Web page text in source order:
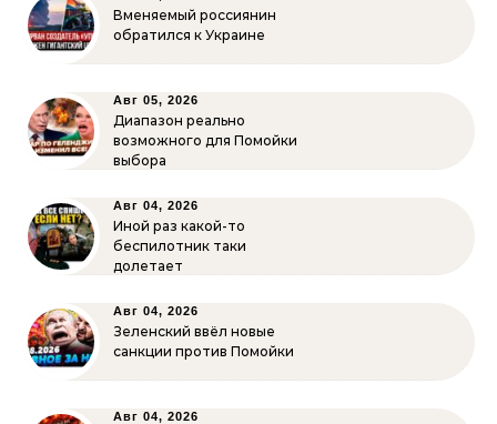
Вменяемый россиянин
обратился к Украине
Авг 05, 2026
Диапазон реально
возможного для Помойки
выбора
Авг 04, 2026
Иной раз какой-то
беспилотник таки
долетает
Авг 04, 2026
Зеленский ввёл новые
санкции против Помойки
Авг 04, 2026